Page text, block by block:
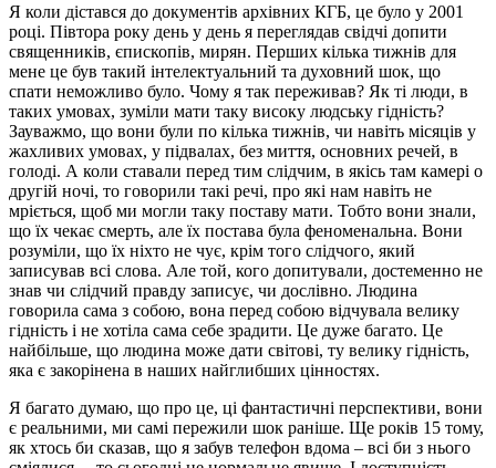
Я коли дістався до документів архівних КГБ, це було у 2001
році. Півтора року день у день я переглядав свідчі допити
священників, єпископів, мирян. Перших кілька тижнів для
мене це був такий інтелектуальний та духовний шок, що
спати неможливо було. Чому я так переживав? Як ті люди, в
таких умовах, зуміли мати таку високу людську гідність?
Зауважмо, що вони були по кілька тижнів, чи навіть місяців у
жахливих умовах, у підвалах, без миття, основних речей, в
голоді. А коли ставали перед тим слідчим, в якісь там камері о
другій ночі, то говорили такі речі, про які нам навіть не
мріється, щоб ми могли таку поставу мати. Тобто вони знали,
що їх чекає смерть, але їх постава була феноменальна. Вони
розуміли, що їх ніхто не чує, крім того слідчого, який
записував всі слова. Але той, кого допитували, достеменно не
знав чи слідчий правду записує, чи дослівно. Людина
говорила сама з собою, вона перед собою відчувала велику
гідність і не хотіла сама себе зрадити. Це дуже багато. Це
найбільше, що людина може дати світові, ту велику гідність,
яка є закорінена в наших найглибших цінностях.
Я багато думаю, що про це, ці фантастичні перспективи, вони
є реальними, ми самі пережили шок раніше. Ще років 15 тому,
як хтось би сказав, що я забув телефон вдома – всі би з нього